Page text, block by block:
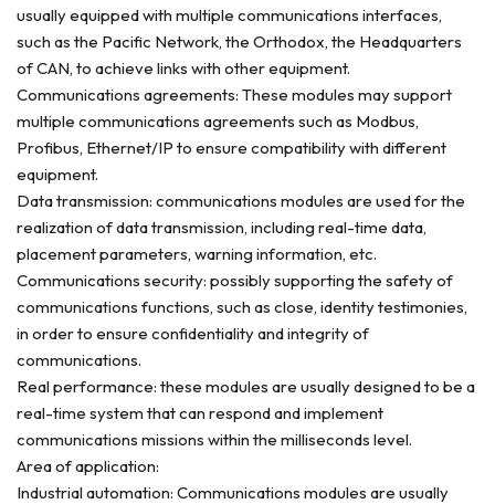
usually equipped with multiple communications interfaces,
such as the Pacific Network, the Orthodox, the Headquarters
of CAN, to achieve links with other equipment.
Communications agreements: These modules may support
multiple communications agreements such as Modbus,
Profibus, Ethernet/IP to ensure compatibility with different
equipment.
Data transmission: communications modules are used for the
realization of data transmission, including real-time data,
placement parameters, warning information, etc.
Communications security: possibly supporting the safety of
communications functions, such as close, identity testimonies,
in order to ensure confidentiality and integrity of
communications.
Real performance: these modules are usually designed to be a
real-time system that can respond and implement
communications missions within the milliseconds level.
Area of application:
Industrial automation: Communications modules are usually